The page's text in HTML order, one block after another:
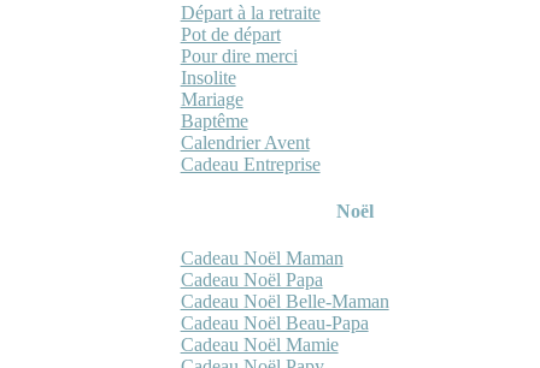
Départ à la retraite
Pot de départ
Pour dire merci
Insolite
Mariage
Baptême
Calendrier Avent
Cadeau Entreprise
Noël
Cadeau Noël Maman
Cadeau Noël Papa
Cadeau Noël Belle-Maman
Cadeau Noël Beau-Papa
Cadeau Noël Mamie